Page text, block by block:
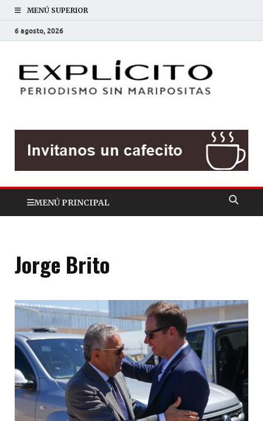
MENÚ SUPERIOR
6 agosto, 2026
MENÚ PRINCIPAL
Jorge Brito